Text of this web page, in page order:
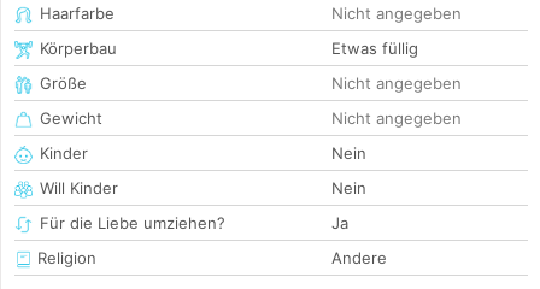
Haarfarbe
Nicht angegeben
Körperbau
Etwas füllig
Größe
Nicht angegeben
Gewicht
Nicht angegeben
Kinder
Nein
Will Kinder
Nein
Für die Liebe umziehen?
Ja
Religion
Andere